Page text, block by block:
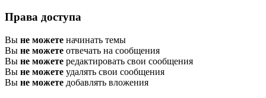
Права доступа
Вы не можете начинать темы
Вы не можете отвечать на сообщения
Вы не можете редактировать свои сообщения
Вы не можете удалять свои сообщения
Вы не можете добавлять вложения